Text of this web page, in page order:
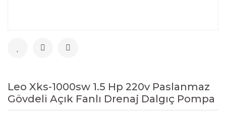
Leo Xks-1000sw 1.5 Hp 220v Paslanmaz
Gövdeli Açık Fanlı Drenaj Dalgıç Pompa